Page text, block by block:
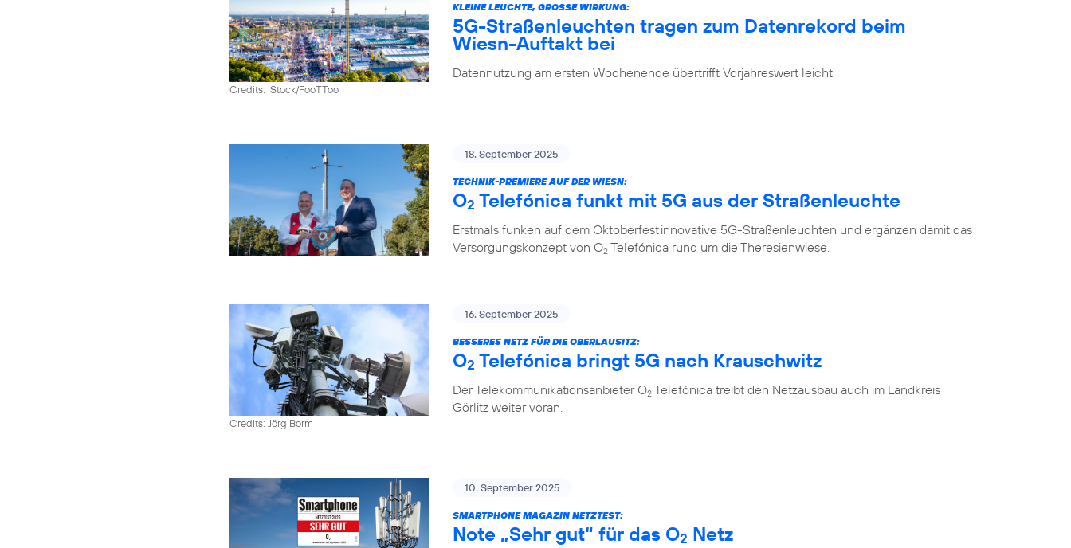
Credits: iStock/FooTToo
KLEINE LEUCHTE, GROSSE WIRKUNG:
5G-Straßenleuchten tragen zum Datenrekord beim
Wiesn-Auftakt bei
Datennutzung am ersten Wochenende übertrifft Vorjahreswert leicht
18. September 2025
TECHNIK-PREMIERE AUF DER WIESN:
O2 Telefónica funkt mit 5G aus der Straßenleuchte
Erstmals funken auf dem Oktoberfest innovative 5G-Straßenleuchten und ergänzen damit das
Versorgungskonzept von O2 Telefónica rund um die Theresienwiese.
Credits: Jörg Borm
16. September 2025
BESSERES NETZ FÜR DIE OBERLAUSITZ:
O2 Telefónica bringt 5G nach Krauschwitz
Der Telekommunikationsanbieter O2 Telefónica treibt den Netzausbau auch im Landkreis
Görlitz weiter voran.
10. September 2025
SMARTPHONE MAGAZIN NETZTEST:
Note „Sehr gut“ für das O2 Netz